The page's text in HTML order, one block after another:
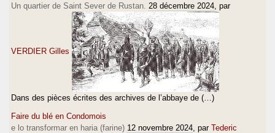
Un quartier de Saint Sever de Rustan. 28 décembre 2024 , par
VERDIER Gilles
Dans des pièces écrites des archives de l’abbaye de (…)
Faire du blé en Condomois
e lo transformar en haria (farine) 12 novembre 2024 , par Tederic